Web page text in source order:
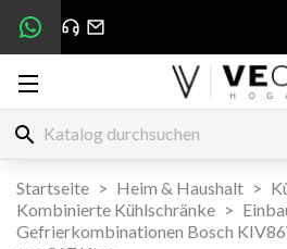
search
Startseite Heim & Haushalt
Kombinierte Kühlschränke
Gefrierkombinationen Bosch